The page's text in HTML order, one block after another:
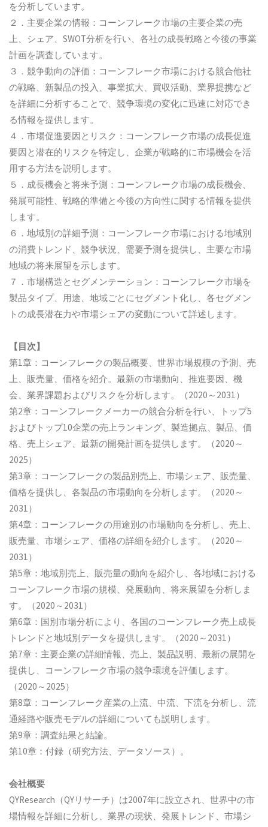
を分析しています。
２．主要企業の情報：コーンフレーク市場の主要企業の売
上、シェア、SWOT分析を行い、各社の成長戦略と今後の事業
計画を調査しています。
３．競争動向の評価：コーンフレーク市場における競合他社
の戦略、新製品の投入、事業拡大、買収活動、業界提携など
を詳細に分析することで、競争環境の変化に迅速に対応でき
る情報を提供します。
４．市場促進要因とリスク：コーンフレーク市場の成長促進
要因と潜在的リスクを特定し、企業が戦略的に市場機会を活
用する方法を説明します。
５．成長機会と将来予測：コーンフレーク市場の成長機会、
発展可能性、戦略的準備と今後の方向性に関する情報を提供
します。
６．地域別の詳細予測：コーンフレーク市場における地域別
の消費トレンド、競争状況、需要予測を提供し、主要な市場
地域の将来展望を示します。
７．市場構造とセグメンテーション：コーンフレーク市場を
製品タイプ、用途、地域ごとにセグメント化し、各セグメン
トの成長潜在力や市場シェアの変動について詳述します。
【目次】
第1章：コーンフレークの製品概要、世界市場規模の予測、売
上、販売量、価格を紹介。最新の市場動向、推進要因、機
会、業界課題およびリスクを分析します。（2020～2031）
第2章：コーンフレークメーカーの競合分析を行い、トップ5
およびトップ10企業の売上ランキング、製造拠点、製品、価
格、売上シェア、最新の開発計画を提供します。（2020～
2025）
第3章：コーンフレークの製品別売上、市場シェア、販売量、
価格を提供し、各製品の市場動向を分析します。（2020～
2031）
第4章：コーンフレークの用途別の市場動向を分析し、売上、
販売量、市場シェア、価格の詳細を紹介します。（2020～
2031）
第5章：地域別売上、販売量の動向を紹介し、各地域における
コーンフレーク市場の規模、発展動向、将来展望を分析しま
す。（2020～2031）
第6章：国別市場分析により、各国のコーンフレーク売上成長
トレンドと地域別データを提供します。（2020～2031）
第7章：主要企業の詳細情報、売上、製品説明、最新の展開を
提供し、コーンフレーク市場の競争環境を評価します。
（2020～2025）
第8章：コーンフレーク産業の上流、中流、下流を分析し、流
通経路や販売モデルの詳細についても説明します。
第9章：調査結果と結論。
第10章：付録（研究方法、データソース）。
会社概要
QYResearch（QYリサーチ）は2007年に設立され、世界中の市
場情報を詳細に分析し、業界の現状、発展トレンド、市場シ